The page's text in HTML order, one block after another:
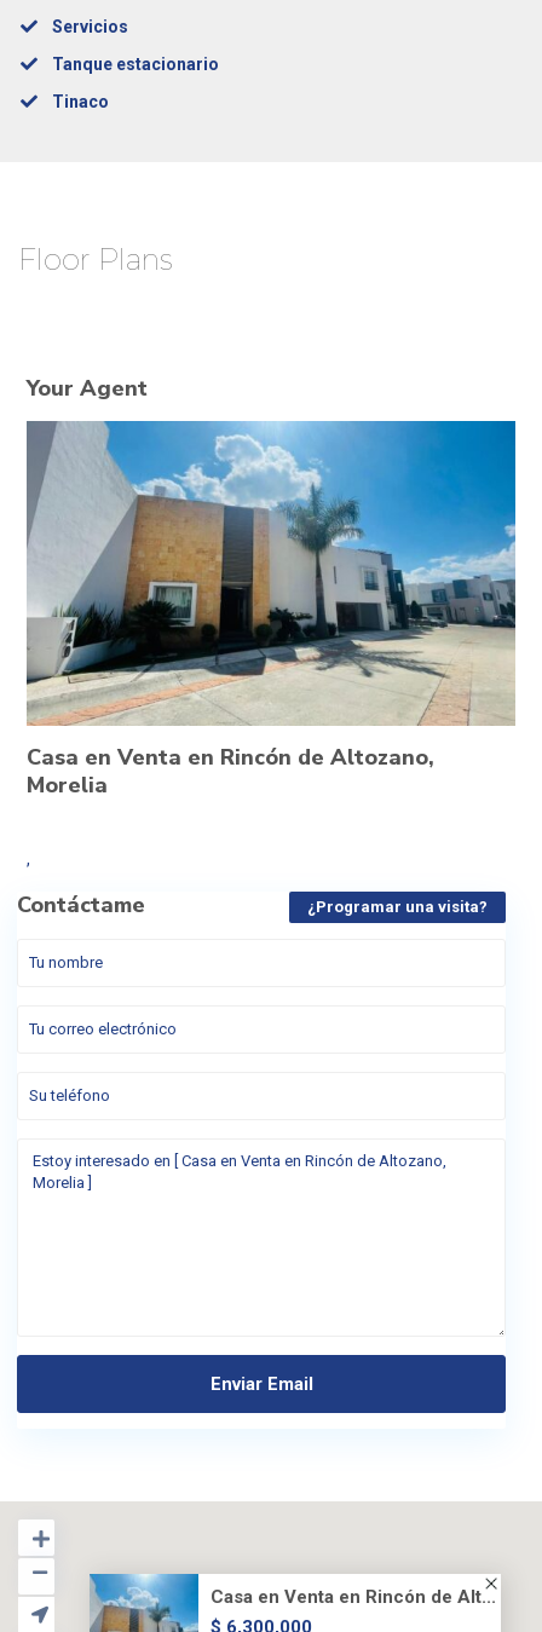
Servicios
Tanque estacionario
Tinaco
Floor Plans
Your Agent
Casa en Venta en Rincón de Altozano,
Morelia
,
Contáctame ¿Programar una visita?
Casa en Venta en Rincón de Alt...
$ 6,300,000